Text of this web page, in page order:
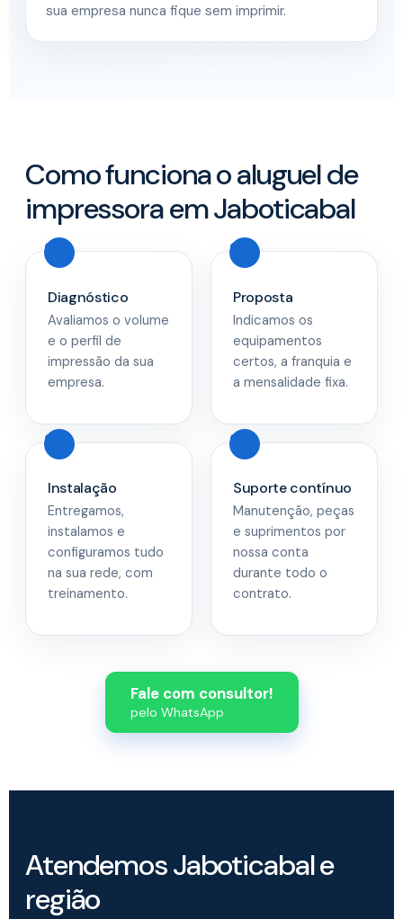
sua empresa nunca fique sem imprimir.
Como funciona o aluguel de
impressora em Jaboticabal
Diagnóstico
Avaliamos o volume
e o perfil de
impressão da sua
empresa.
Proposta
Indicamos os
equipamentos
certos, a franquia e
a mensalidade fixa.
Instalação
Entregamos,
instalamos e
configuramos tudo
na sua rede, com
treinamento.
Suporte contínuo
Manutenção, peças
e suprimentos por
nossa conta
durante todo o
contrato.
Fale com consultor!
pelo WhatsApp
Atendemos Jaboticabal e
região